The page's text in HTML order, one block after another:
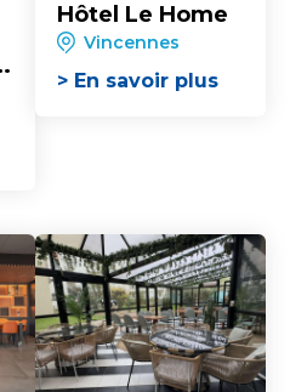
Hôtel Le Home
Vincennes
> En savoir plus